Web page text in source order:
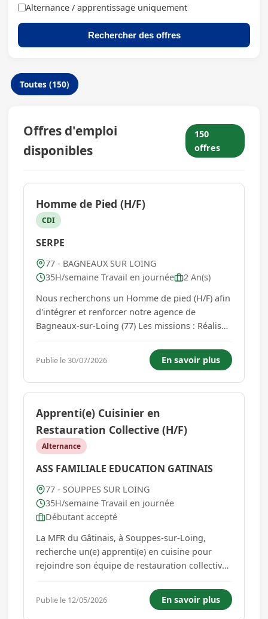
Alternance / apprentissage uniquement
Rechercher des offres
Toutes (150)
Offres d'emploi
disponibles
150
offres
Homme de Pied (H/F)
CDI
SERPE
77 - BAGNEAUX SUR LOING
35H/semaine Travail en journée
2 An(s)
Nous recherchons un Homme de pied (H/F) afin
d'intégrer et renforcer notre agence de
Bagneaux-sur-Loing (77) Les missions : Réaliser
ou d'entretiens d'espaces verts (ramassage de
branches, abattage, débroussaillage, broyage,
etc), Conduire la nacel...
Publie le 30/07/2026 En savoir plus
Apprenti(e) Cuisinier en
Restauration Collective (H/F)
Alternance
ASS FAMILIALE EDUCATION GATINAIS
77 - SOUPPES SUR LOING
35H/semaine Travail en journée
Débutant accepté
La MFR du Gâtinais, à Souppes-sur-Loing,
recherche un(e) apprenti(e) en cuisine pour
rejoindre son équipe de restauration collective.
maison, l'apprenti(e) participera à la
préparation des repas, à l'entretien et au
Publie le 12/05/2026 En savoir plus